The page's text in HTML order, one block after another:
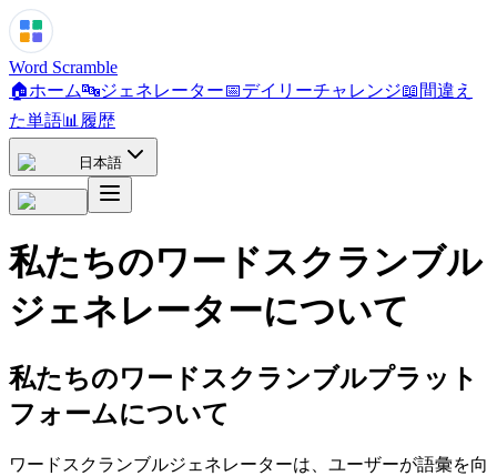
Word Scramble
🏠ホーム🔤ジェネレーター📅デイリーチャレンジ📖 間違え
た単語📊 履歴
日本語
私たちのワードスクランブル
ジェネレーターについて
私たちのワードスクランブルプラット
フォームについて
ワードスクランブルジェネレーターは、ユーザーが語彙を向